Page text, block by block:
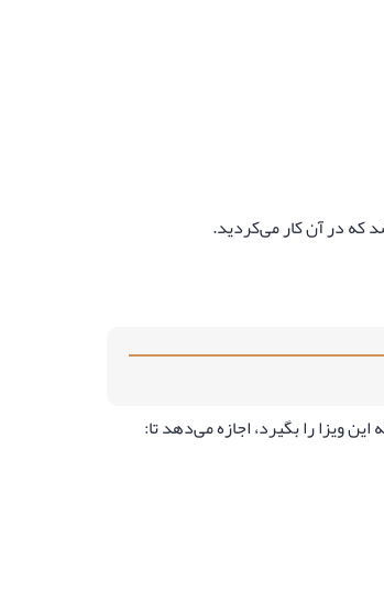
ویزا را بگیرد، اجازه می‌دهد تا: